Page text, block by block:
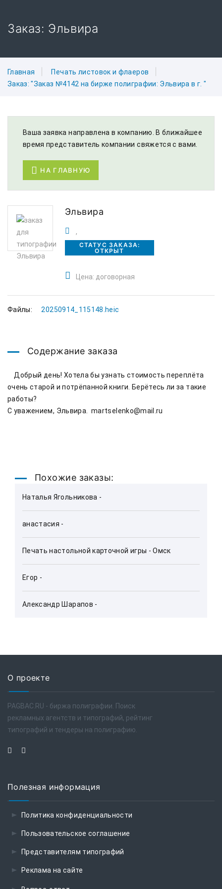
Заказ: Эльвира
Главная
Печать листовок и флаеров
Заказ: "Заказ №4142 на бирже полиграфии: Эльвира в г. "
Ваша заявка направлена в компанию. В ближайшее
время представитель компании свяжется с вами.
НА ГЛАВНУЮ
Эльвира
,
СТАТУС ЗАКАЗА:
ОТКРЫТ
Цена: договорная
Файлы: 20250914_115148.heic
Содержание заказа
очень старой и потрёпанной книги. Берётесь ли за такие
работы?
С уважением, Эльвира.  martselenko@mail.ru
Похожие заказы:
Наталья Ягольникова -
анастасия -
Печать настольной карточной игры - Омск
Егор -
Александр Шарапов -
О проекте
PAGBAC.RU - биржа полиграфии. Поиск
рекламных агентств и типографий, рейтинг
типографий и тендеры на полиграфию.
Полезная информация
Политика конфиденциальности
Пользовательское соглашение
Представителям типографий
Реклама на сайте